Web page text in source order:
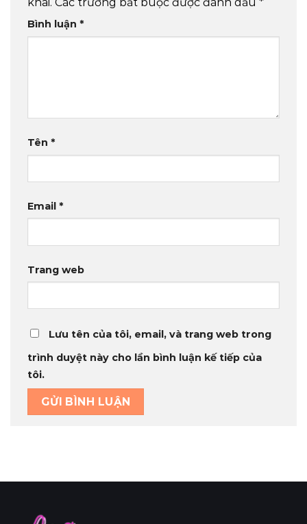
Bình luận *
Tên *
Email *
Trang web
Lưu tên của tôi, email, và trang web trong
trình duyệt này cho lần bình luận kế tiếp của
tôi.